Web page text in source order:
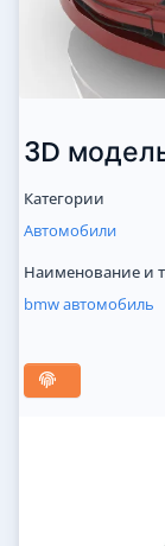
3D
Категории
Автомобили
Наименование и
bmwавтомобиль